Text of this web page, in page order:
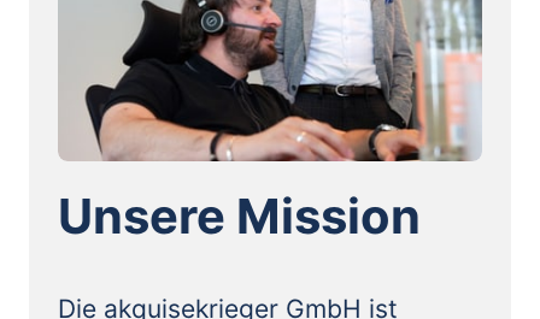
Unsere Mission
Die akquisekrieger GmbH ist